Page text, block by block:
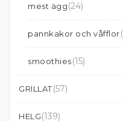
mest ägg(24)
pannkakor och våfflor
smoothies(15)
GRILLAT(57)
HELG(139)